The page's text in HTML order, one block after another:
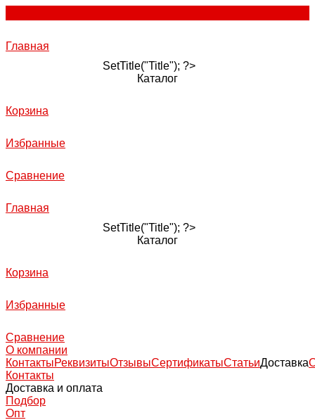
Главная
SetTitle("Title"); ?>
Каталог
Корзина
Избранные
Сравнение
Главная
SetTitle("Title"); ?>
Каталог
Корзина
Избранные
Сравнение
О компании
КонтактыРеквизитыОтзывыСертификатыСтатьиДоставка
Контакты
Доставка и оплата
Подбор
Опт